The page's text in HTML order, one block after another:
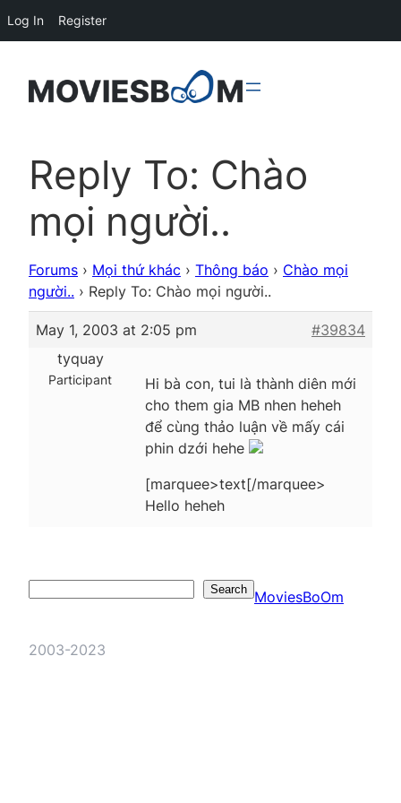
Reply To: Chào
mọi người..
Forums › Mọi thứ khác › Thông báo › Chào mọi
người.. › Reply To: Chào mọi người..
May 1, 2003 at 2:05 pm
#39834
tyquay
Participant
Hi bà con, tui là thành diên mới
cho them gia MB nhen heheh
để cùng thảo luận về mấy cái
phin dzới hehe
[marquee>text[/marquee>
Hello heheh
Search MoviesBoOm
2003-2023
Log In Register